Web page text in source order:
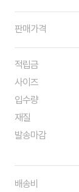
판매가격
적립금
사이즈
입수량
재질
발송마감
배송비